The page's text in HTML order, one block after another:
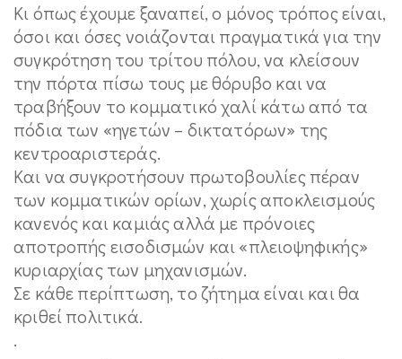
Κι όπως έχουμε ξαναπεί, ο μόνος τρόπος είναι,
όσοι και όσες νοιάζονται πραγματικά για την
συγκρότηση του τρίτου πόλου, να κλείσουν
την πόρτα πίσω τους με θόρυβο και να
τραβήξουν το κομματικό χαλί κάτω από τα
πόδια των «ηγετών – δικτατόρων» της
κεντροαριστεράς.
Και να συγκροτήσουν πρωτοβουλίες πέραν
των κομματικών ορίων, χωρίς αποκλεισμούς
κανενός και καμιάς αλλά με πρόνοιες
αποτροπής εισοδισμών και «πλειοψηφικής»
κυριαρχίας των μηχανισμών.
Σε κάθε περίπτωση, το ζήτημα είναι και θα
κριθεί πολιτικά.
.